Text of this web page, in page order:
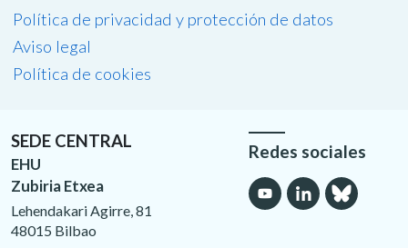
Política de privacidad y protección de datos
Aviso legal
Política de cookies
SEDE CENTRAL
EHU
Zubiria Etxea
Lehendakari Agirre, 81
48015 Bilbao
Redes sociales